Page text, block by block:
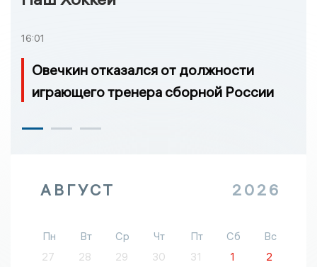
16:01
Овечкин отказался от должности
играющего тренера сборной России
АВГУСТ 2026
Пн Вт Ср Чт Пт Сб
Вс
27
28 29 30 31 1
2